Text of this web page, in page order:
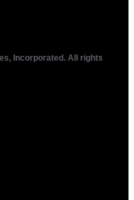
Incorporated. All rights